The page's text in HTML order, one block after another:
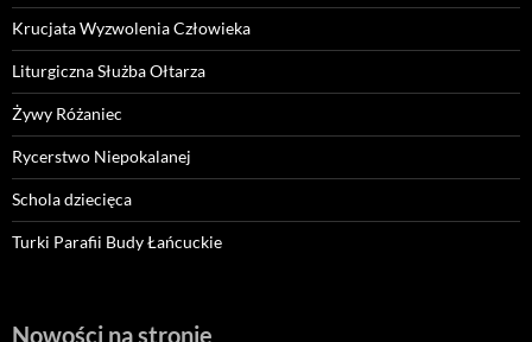
Krucjata Wyzwolenia Człowieka
Liturgiczna Służba Ołtarza
Żywy Różaniec
Rycerstwo Niepokalanej
Schola dziecięca
Turki Parafii Budy Łańcuckie
Nowości na stronie